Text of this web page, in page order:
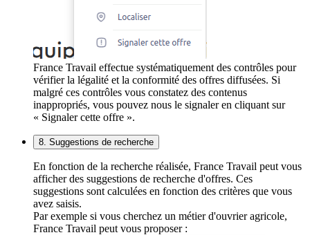
France Travail effectue systématiquement des contrôles pour
vérifier la légalité et la conformité des offres diffusées. Si
malgré ces contrôles vous constatez des contenus
inappropriés, vous pouvez nous le signaler en cliquant sur
« Signaler cette offre ».
8. Suggestions de recherche
En fonction de la recherche réalisée, France Travail peut vous
afficher des suggestions de recherche d'offres. Ces
suggestions sont calculées en fonction des critères que vous
avez saisis.
Par exemple si vous cherchez un métier d'ouvrier agricole,
France Travail peut vous proposer :